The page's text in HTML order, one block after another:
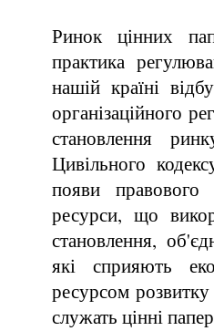
Ринок цінних
практика
нашій країні
організаційного
становлення
Цивільного
появи правового
ресурси, що
становлення,
які сприяють
ресурсом
служать цінні